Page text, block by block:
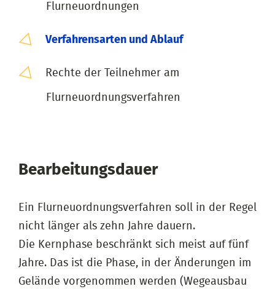
Flurneuordnungen
Verfahrensarten und Ablauf
Rechte der Teilnehmer am
Flurneuordnungsverfahren
Bearbeitungsdauer
Ein Flurneuordnungsverfahren soll in der Regel
nicht länger als zehn Jahre dauern.
Die Kernphase beschränkt sich meist auf fünf
Jahre. Das ist die Phase, in der Änderungen im
Gelände vorgenommen werden (Wegeausbau